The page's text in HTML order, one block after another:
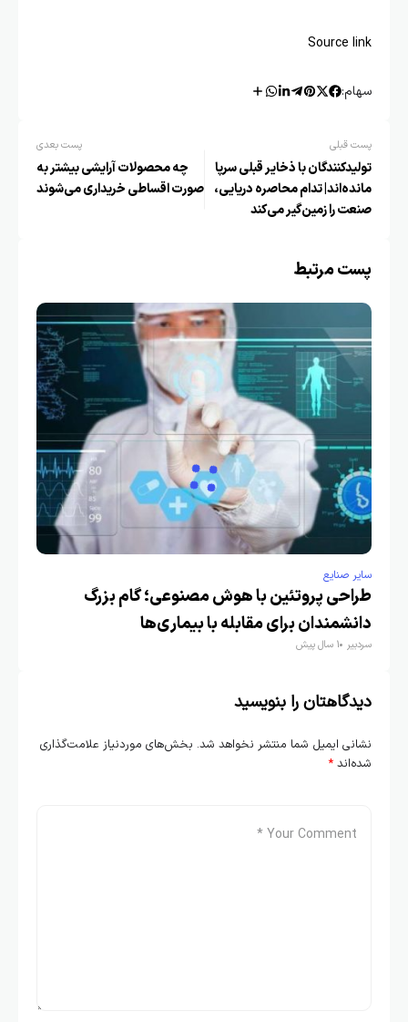
Source link
سهام:
پست قبلی
تولیدکنندگان با ذخایر قبلی سرپا
مانده‌اند| تدام محاصره دریایی،
صنعت را زمین‌گیر می‌کند
پست بعدی
چه محصولات آرایشی بیشتر به
صورت اقساطی خریداری می‌شوند
پست مرتبط
سایر صنایع
طراحی پروتئین با هوش مصنوعی؛ گام بزرگ
دانشمندان برای مقابله با بیماری‌ها
سردبیر 1 سال پیش
دیدگاهتان را بنویسید
نشانی ایمیل شما منتشر نخواهد شد. بخش‌های موردنیاز علامت‌گذاری
شده‌اند *